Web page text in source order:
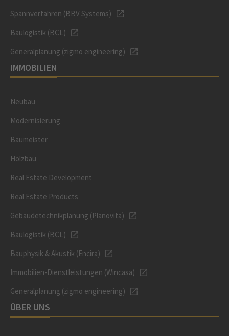
Spannverfahren (BBV Systems)
Baulogistik (BCL)
Generalplanung (zigmo engineering)
IMMOBILIEN
Neubau
Modernisierung
Baumeister
Holzbau
Real Estate Development
Real Estate Products
Gebäudetechnikplanung (Planovita)
Baulogistik (BCL)
Bauphysik & Akustik (Encira)
Immobilien-Dienstleistungen (Wincasa)
Generalplanung (zigmo engineering)
ÜBER UNS